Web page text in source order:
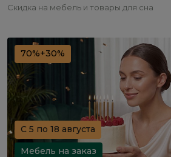
Скидка на мебель и товары для сна
С 5 по 18 августа
70%+30%
Мебель на заказ